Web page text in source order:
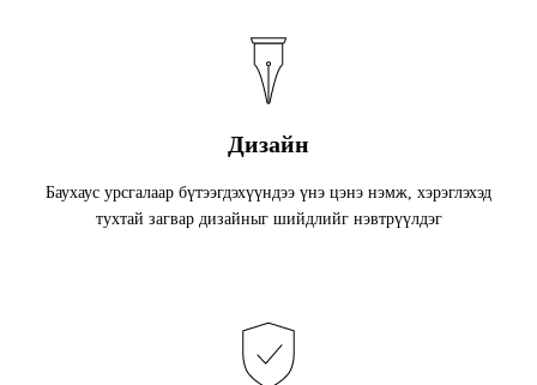
Дизайн
Баухаус урсгалаар бүтээгдэхүүндээ үнэ цэнэ нэмж, хэрэглэхэд
тухтай загвар дизайныг шийдлийг нэвтрүүлдэг